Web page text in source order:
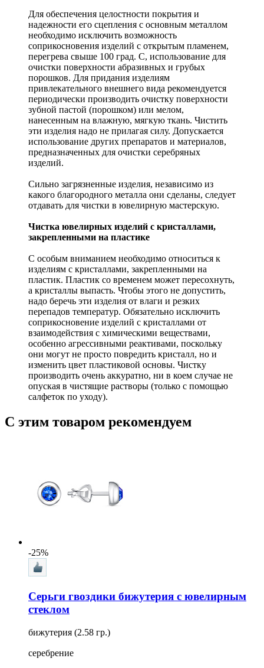
Для обеспечения целостности покрытия и
надежности его сцепления с основным металлом
необходимо исключить возможность
соприкосновения изделий с открытым пламенем,
перегрева свыше 100 град. С, использование для
очистки поверхности абразивных и грубых
порошков. Для придания изделиям
привлекательного внешнего вида рекомендуется
периодически производить очистку поверхности
зубной пастой (порошком) или мелом,
нанесенным на влажную, мягкую ткань. Чистить
эти изделия надо не прилагая силу. Допускается
использование других препаратов и материалов,
предназначенных для очистки серебряных
изделий.
Сильно загрязненные изделия, независимо из
какого благородного металла они сделаны, следует
отдавать для чистки в ювелирную мастерскую.
Чистка ювелирных изделий с кристаллами,
закрепленными на пластике
С особым вниманием необходимо относиться к
изделиям с кристаллами, закрепленными на
пластик. Пластик со временем может пересохнуть,
а кристаллы выпасть. Чтобы этого не допустить,
надо беречь эти изделия от влаги и резких
перепадов температур. Обязательно исключить
соприкосновение изделий с кристаллами от
взаимодействия с химическими веществами,
особенно агрессивными реактивами, поскольку
они могут не просто повредить кристалл, но и
изменить цвет пластиковой основы. Чистку
производить очень аккуратно, ни в коем случае не
опуская в чистящие растворы (только с помощью
салфеток по уходу).
С этим товаром рекомендуем
-25%
Серьги гвоздики бижутерия с ювелирным
стеклом
бижутерия (2.58 гр.)
серебрение